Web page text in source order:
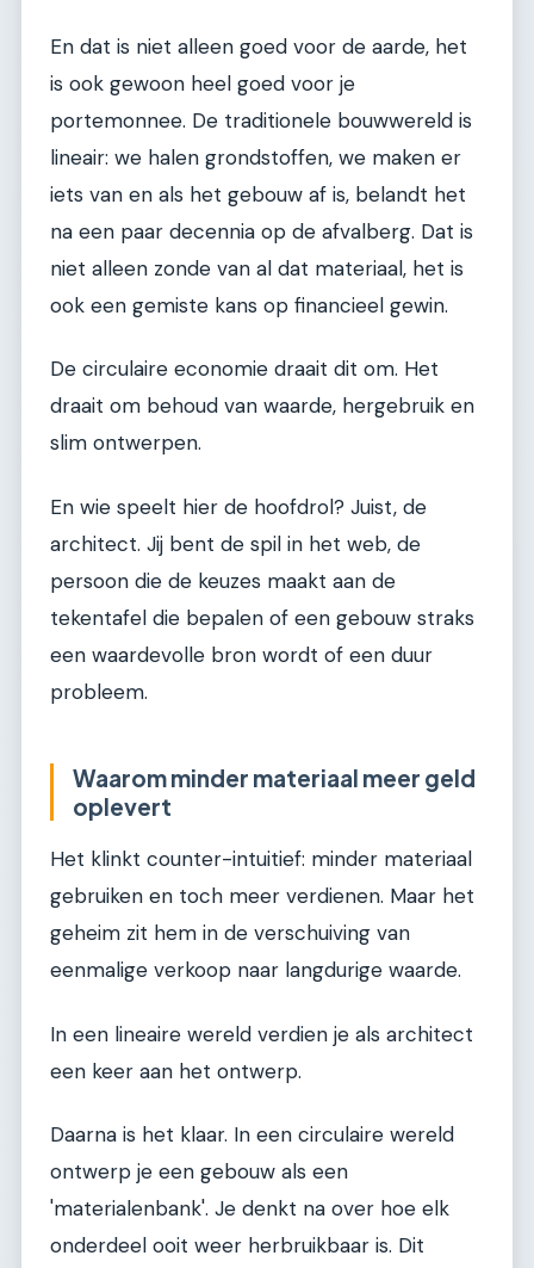
En dat is niet alleen goed voor de aarde, het
is ook gewoon heel goed voor je
portemonnee. De traditionele bouwwereld is
lineair: we halen grondstoffen, we maken er
iets van en als het gebouw af is, belandt het
na een paar decennia op de afvalberg. Dat is
niet alleen zonde van al dat materiaal, het is
ook een gemiste kans op financieel gewin.
De circulaire economie draait dit om. Het
draait om behoud van waarde, hergebruik en
slim ontwerpen.
En wie speelt hier de hoofdrol? Juist, de
architect. Jij bent de spil in het web, de
persoon die de keuzes maakt aan de
tekentafel die bepalen of een gebouw straks
een waardevolle bron wordt of een duur
probleem.
Waarom minder materiaal meer geld
oplevert
Het klinkt counter-intuitief: minder materiaal
gebruiken en toch meer verdienen. Maar het
geheim zit hem in de verschuiving van
eenmalige verkoop naar langdurige waarde.
In een lineaire wereld verdien je als architect
een keer aan het ontwerp.
Daarna is het klaar. In een circulaire wereld
ontwerp je een gebouw als een
'materialenbank'. Je denkt na over hoe elk
onderdeel ooit weer herbruikbaar is. Dit